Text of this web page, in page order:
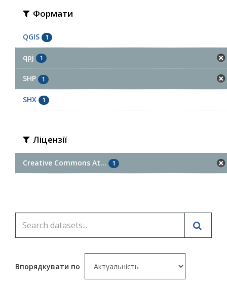
Формати
QGIS 1
qpj 1
SHP 1
SHX 1
Ліцензії
Creative Commons At... 1
Впорядкувати по